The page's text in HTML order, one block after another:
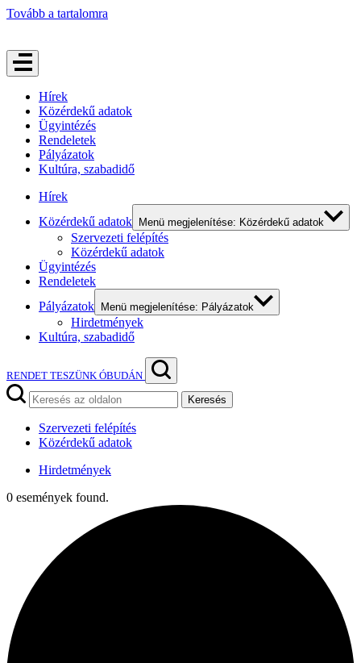
Tovább a tartalomra
Hírek
Közérdekű adatok
Ügyintézés
Rendeletek
Pályázatok
Kultúra, szabadidő
Hírek
Közérdekű adatok
Menü megjelenítése: Közérdekű adatok
Szervezeti felépítés
Közérdekű adatok
Ügyintézés
Rendeletek
Pályázatok
Menü megjelenítése: Pályázatok
Hirdetmények
Kultúra, szabadidő
RENDET TESZÜNK ÓBUDÁN
Keresés
Szervezeti felépítés
Közérdekű adatok
Hirdetmények
0 események found.